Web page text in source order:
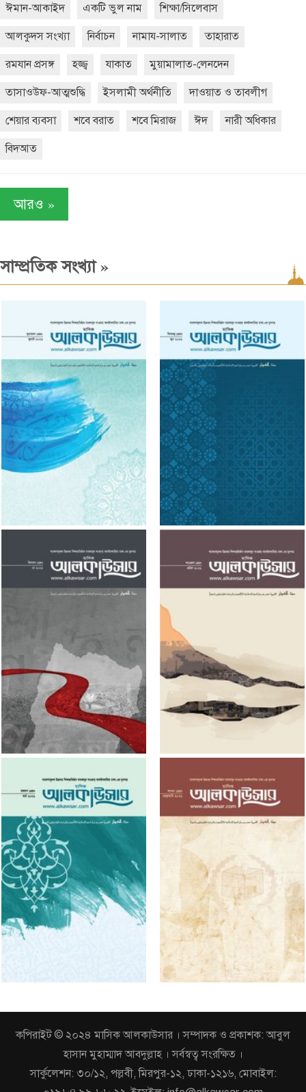
ঈমান-আকাইদ একটি ভুল নাম শিক্ষা/সিলেবাস
আলকুদস সংখ্যা নির্বাচন নামায-সালাত তাহারাত
রমযান প্রসঙ্গ হজ্জ্ব যাকাত মুয়ামালাত-লেনদেন
তাসাওউফ-আত্মশুদ্ধি ইসলামী অর্থনীতি দাওয়াত ও তাবলীগ
শেয়ার ব্যবসা শবে বরাত শবে মিরাজ ঈদ নারী অধিকার
বিদআত
আরও »
সাম্প্রতিক সংখ্যা»
কপিরাইট © ২০২৪ মাসিক আলকাউসার । সম্পাদক ও প্রকাশক: আবুল
হাসান মুহাম্মাদ আবদুল্লাহ । সর্বস্বত্ব সংরক্ষিত ।
সার্কুলেশন: ৩০/১২, পল্লবী, মিরপুর-১২, ঢাকা-১২১৬, মোবাইল: